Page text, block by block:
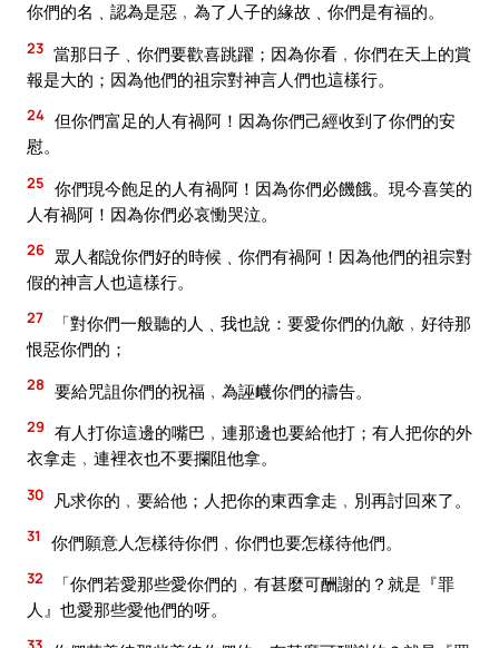
你們的名﹑認為是惡﹐為了人子的緣故﹑你們是有福的。
23 當那日子﹑你們要歡喜跳躍；因為你看﹐你們在天上的賞
報是大的；因為他們的祖宗對神言人們也這樣行。
24 但你們富足的人有禍阿！因為你們己經收到了你們的安
慰。
25 你們現今飽足的人有禍阿！因為你們必饑餓。現今喜笑的
人有禍阿！因為你們必哀慟哭泣。
26 眾人都說你們好的時候﹑你們有禍阿！因為他們的祖宗對
假的神言人也這樣行。
27
「對你們一般聽的人﹑我也說：要愛你們的仇敵﹐好待那
恨惡你們的；
28 要給咒詛你們的祝福﹐為誣衊你們的禱告。
29 有人打你這邊的嘴巴﹐連那邊也要給他打；有人把你的外
衣拿走﹐連裡衣也不要攔阻他拿。
30 凡求你的﹐要給他；人把你的東西拿走﹐別再討回來了。
31 你們願意人怎樣待你們﹐你們也要怎樣待他們。
32
「你們若愛那些愛你們的﹐有甚麼可酬謝的？就是『罪
人』也愛那些愛他們的呀。